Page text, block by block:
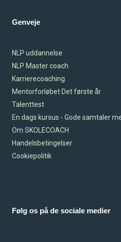
Genveje
NLP uddannelse
NLP Master coach
Karrierecoaching
Mentorforløbet Det første år
Talenttest
En dags kursus - Gode samtaler
Om SKOLECOACH
Handelsbetingelser
Cookiepolitik
Følg os på de sociale medier